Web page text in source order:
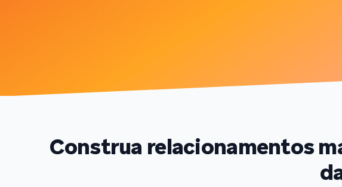
Construa relacionamentos